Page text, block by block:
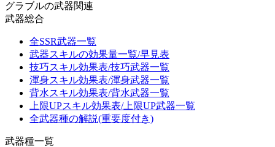
グラブルの武器関連
武器総合
全SSR武器一覧
武器スキルの効果量一覧/早見表
技巧スキル効果表/技巧武器一覧
渾身スキル効果表/渾身武器一覧
背水スキル効果表/背水武器一覧
上限UPスキル効果表/上限UP武器一覧
全武器種の解説(重要度付き)
武器種一覧